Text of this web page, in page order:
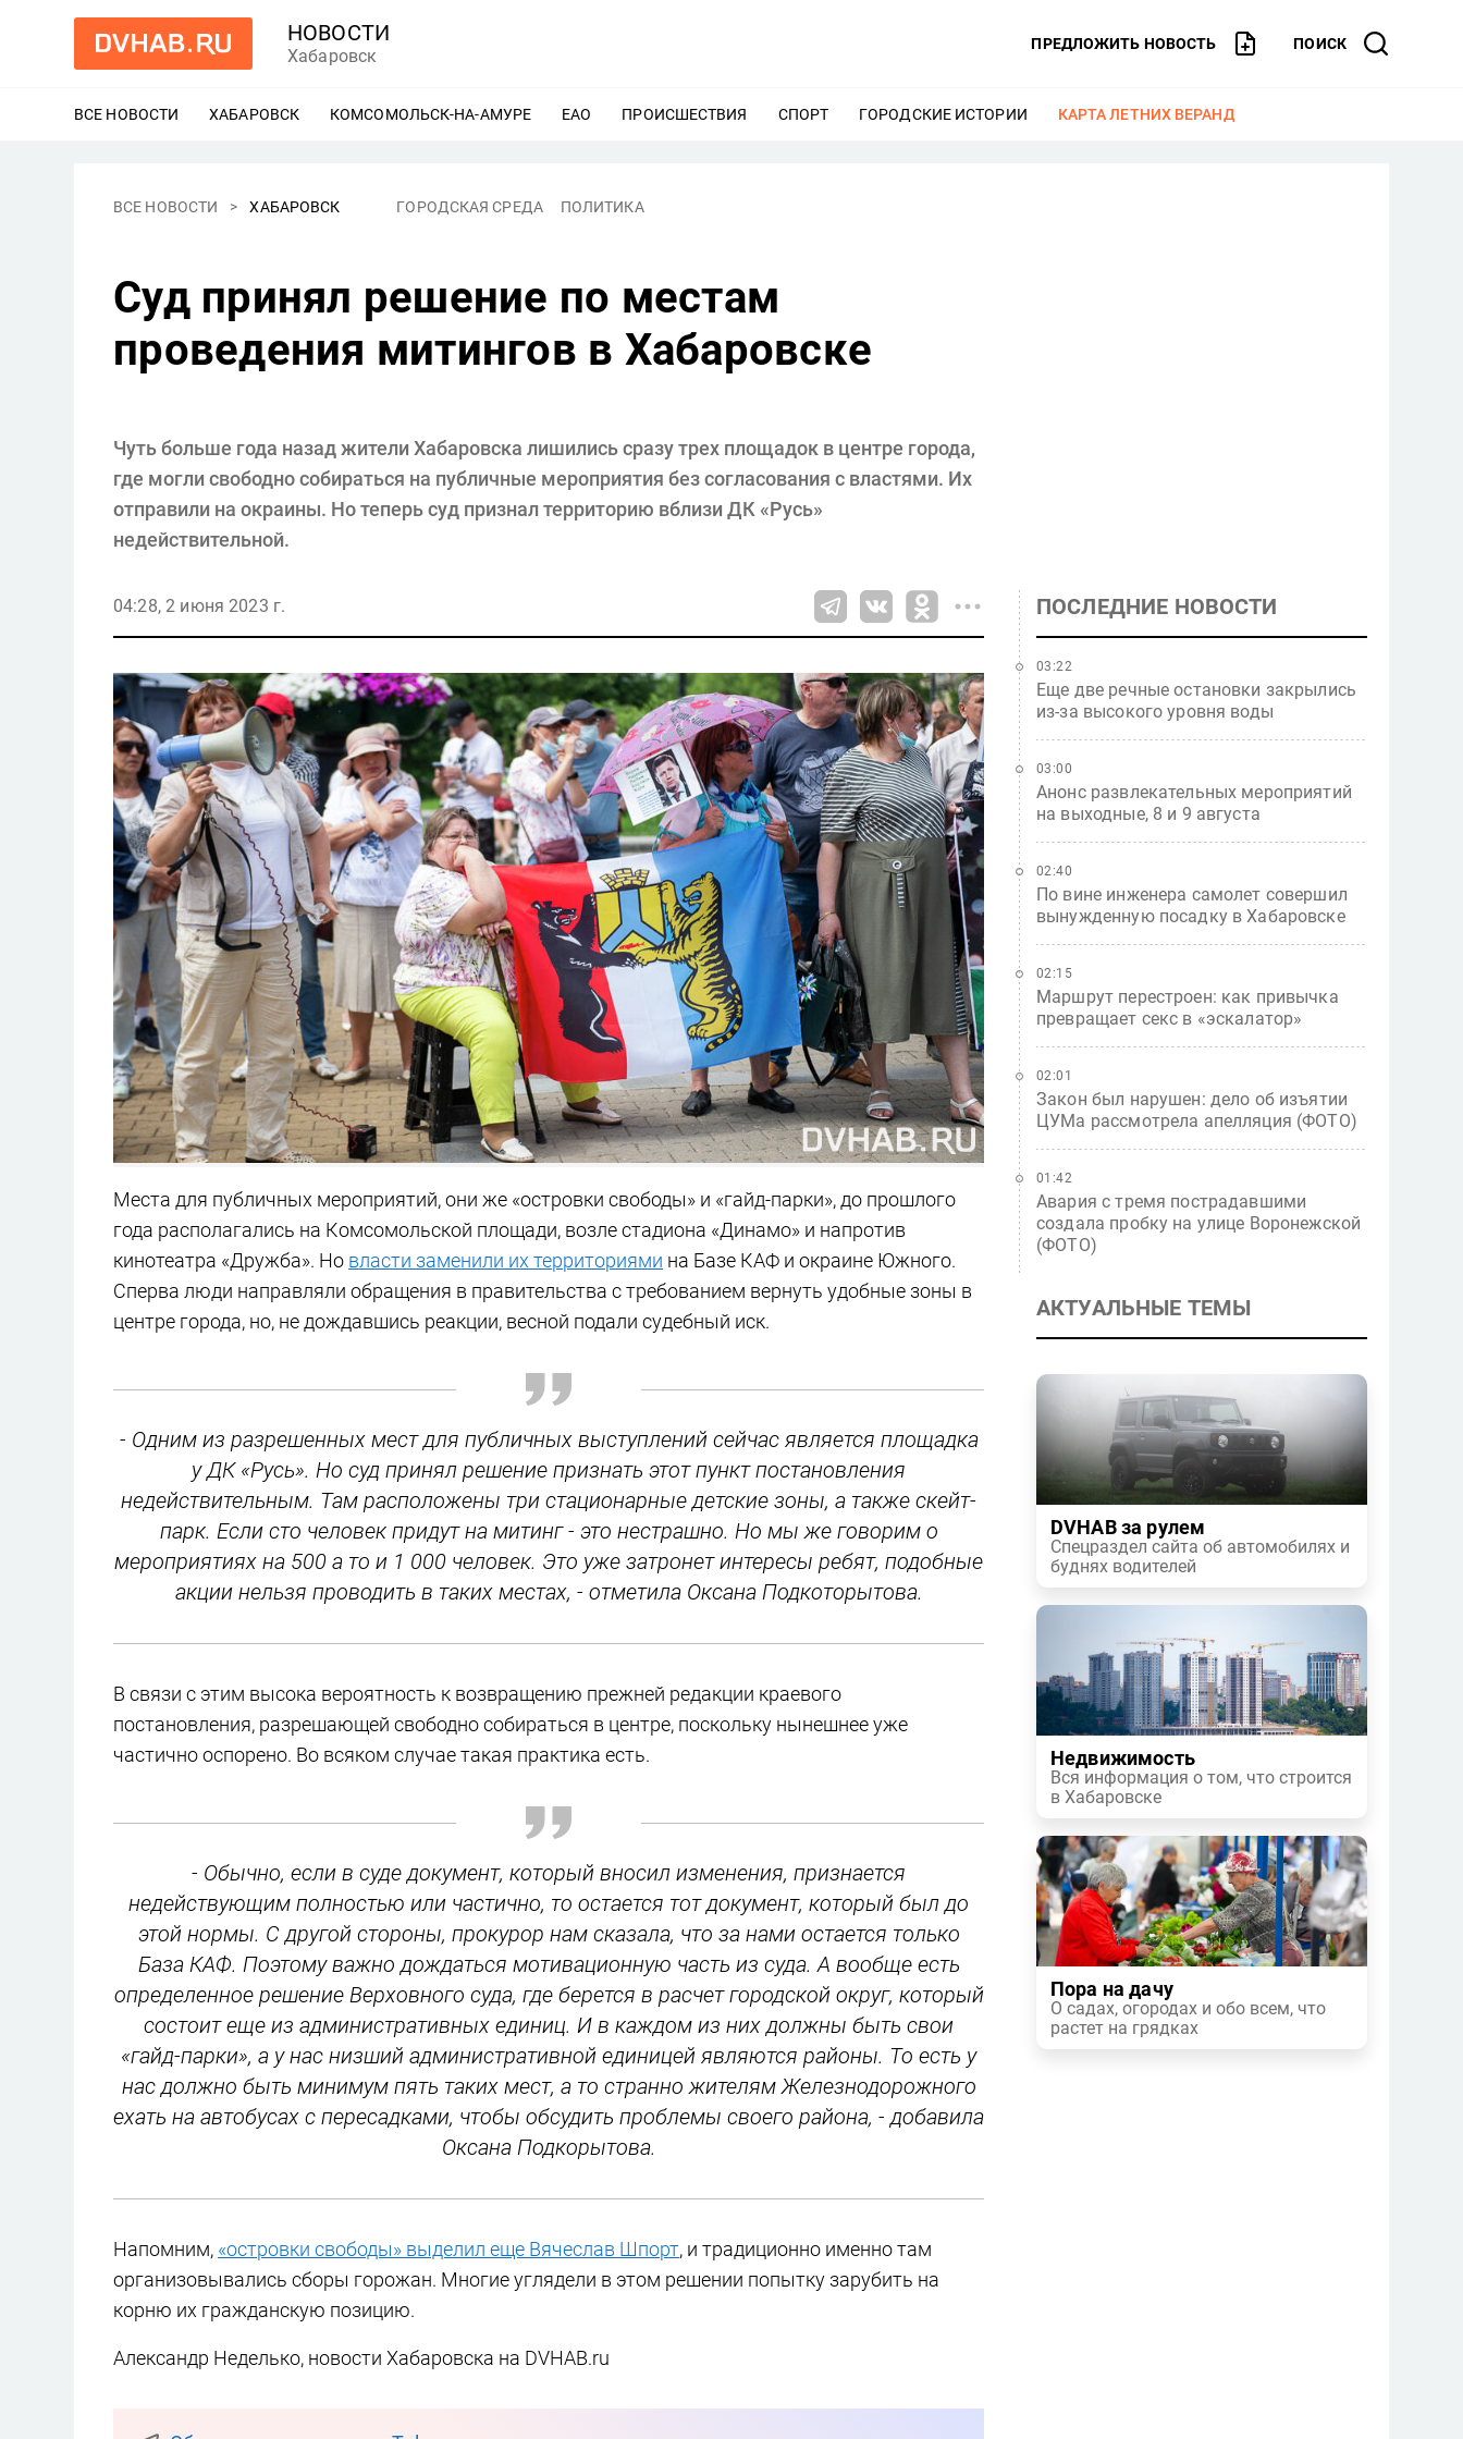
НОВОСТИ
Хабаровск
ПРЕДЛОЖИТЬ НОВОСТЬ ПОИСК
ВСЕ НОВОСТИ ХАБАРОВСК ЕЩЕ
КОМСОМОЛЬСК-НА-АМУРЕ ЕЩЕ
ЕАО ЕЩЕ
ПРОИСШЕСТВИЯ ЕЩЕ
СПОРТ ЕЩЕ
ГОРОДСКИЕ ИСТОРИИ ЕЩЕ
КАРТА ЛЕТНИХ ВЕРАНД
ВСЕ НОВОСТИ ХАБАРОВСК ГОРОДСКАЯ СРЕДА ПОЛИТИКА
Суд принял решение по местам
проведения митингов в Хабаровске
Чуть больше года назад жители Хабаровска лишились сразу трех площадок в центре города,
где могли свободно собираться на публичные мероприятия без согласования с властями. Их
отправили на окраины. Но теперь суд признал территорию вблизи ДК «Русь»
недействительной.
04:28, 2 июня 2023 г.
Места для публичных мероприятий, они же «островки свободы» и «гайд-парки», до прошлого
года располагались на Комсомольской площади, возле стадиона «Динамо» и напротив
кинотеатра «Дружба». Но власти заменили их территориями на Базе КАФ и окраине Южного.
Сперва люди направляли обращения в правительства с требованием вернуть удобные зоны в
центре города, но, не дождавшись реакции, весной подали судебный иск.
- Одним из разрешенных мест для публичных выступлений сейчас является площадка
у ДК «Русь». Но суд принял решение признать этот пункт постановления
недействительным. Там расположены три стационарные детские зоны, а также скейт-
парк. Если сто человек придут на митинг - это нестрашно. Но мы же говорим о
мероприятиях на 500 а то и 1 000 человек. Это уже затронет интересы ребят, подобные
акции нельзя проводить в таких местах, - отметила Оксана Подкоторытова.
В связи с этим высока вероятность к возвращению прежней редакции краевого
постановления, разрешающей свободно собираться в центре, поскольку нынешнее уже
частично оспорено. Во всяком случае такая практика есть.
- Обычно, если в суде документ, который вносил изменения, признается
недействующим полностью или частично, то остается тот документ, который был до
этой нормы. С другой стороны, прокурор нам сказала, что за нами остается только
База КАФ. Поэтому важно дождаться мотивационную часть из суда. А вообще есть
определенное решение Верховного суда, где берется в расчет городской округ, который
состоит еще из административных единиц. И в каждом из них должны быть свои
«гайд-парки», а у нас низший административной единицей являются районы. То есть у
нас должно быть минимум пять таких мест, а то странно жителям Железнодорожного
ехать на автобусах с пересадками, чтобы обсудить проблемы своего района, - добавила
Оксана Подкорытова.
Напомним, «островки свободы» выделил еще Вячеслав Шпорт, и традиционно именно там
организовывались сборы горожан. Многие углядели в этом решении попытку зарубить на
корню их гражданскую позицию.
Александр Неделько, новости Хабаровска на DVHAB.ru
ПОСЛЕДНИЕ НОВОСТИ
Еще две речные остановки закрылись
из-за высокого уровня воды
03:22
Анонс развлекательных мероприятий
на выходные, 8 и 9 августа
03:00
По вине инженера самолет совершил
вынужденную посадку в Хабаровске
02:40
Маршрут перестроен: как привычка
превращает секс в «эскалатор»
02:15
Закон был нарушен: дело об изъятии
ЦУМа рассмотрела апелляция (ФОТО)
02:01
Авария с тремя пострадавшими
создала пробку на улице Воронежской
(ФОТО)
01:42
АКТУАЛЬНЫЕ ТЕМЫ
DVHAB за рулем
Спецраздел сайта об автомобилях и
буднях водителей
Недвижимость
Вся информация о том, что строится
в Хабаровске
Пора на дачу
О садах, огородах и обо всем, что
растет на грядках